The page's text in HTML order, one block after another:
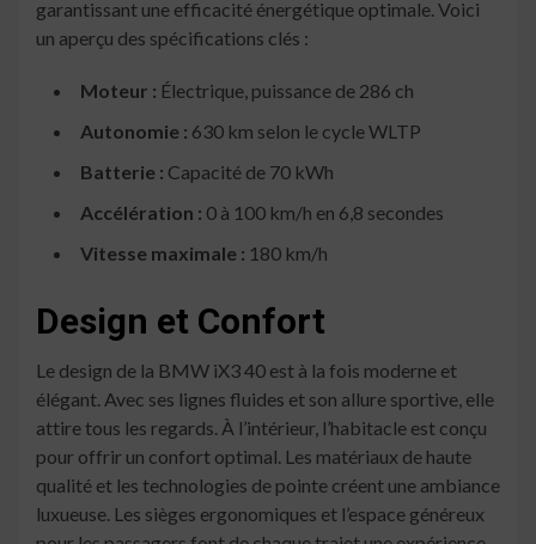
garantissant une efficacité énergétique optimale. Voici
un aperçu des spécifications clés :
Moteur : Électrique, puissance de 286 ch
Autonomie : 630 km selon le cycle WLTP
Batterie : Capacité de 70 kWh
Accélération : 0 à 100 km/h en 6,8 secondes
Vitesse maximale : 180 km/h
Design et Confort
Le design de la BMW iX3 40 est à la fois moderne et
élégant. Avec ses lignes fluides et son allure sportive, elle
attire tous les regards. À l’intérieur, l’habitacle est conçu
pour offrir un confort optimal. Les matériaux de haute
qualité et les technologies de pointe créent une ambiance
luxueuse. Les sièges ergonomiques et l’espace généreux